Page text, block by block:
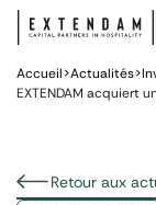
Notre
Investir
Pourquoi
Vous
Accueil>Actualités>
EXTENDAM acquiert
Retour aux